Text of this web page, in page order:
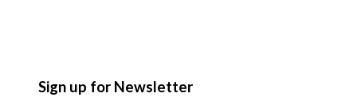
Sign up for Newsletter